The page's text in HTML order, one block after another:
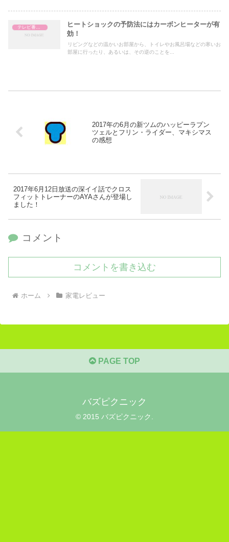
ヒートショックの予防法にはカーボンヒーターが有
効！
リビングなどの温かいお部屋から、トイレやお風呂場などの寒いお
部屋に行ったり、あるいは、その逆のことを...
2017年の6月の新ツムのハッピーラプン
ツェルとフリン・ライダー、マキシマス
の感想
2017年6月12日放送の深イイ話でクロス
フィットトレーナーのAYAさんが登場し
ました！
コメント
コメントを書き込む
ホーム 家電レビュー
PAGE TOP
バズピクニック
© 2015 バズピクニック.